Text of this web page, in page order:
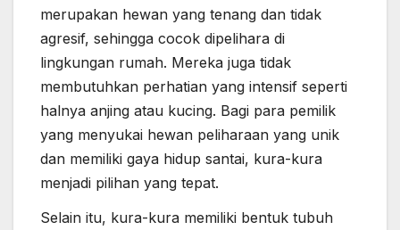
merupakan hewan yang tenang dan tidak
agresif, sehingga cocok dipelihara di
lingkungan rumah. Mereka juga tidak
membutuhkan perhatian yang intensif seperti
halnya anjing atau kucing. Bagi para pemilik
yang menyukai hewan peliharaan yang unik
dan memiliki gaya hidup santai, kura-kura
menjadi pilihan yang tepat.
Selain itu, kura-kura memiliki bentuk tubuh